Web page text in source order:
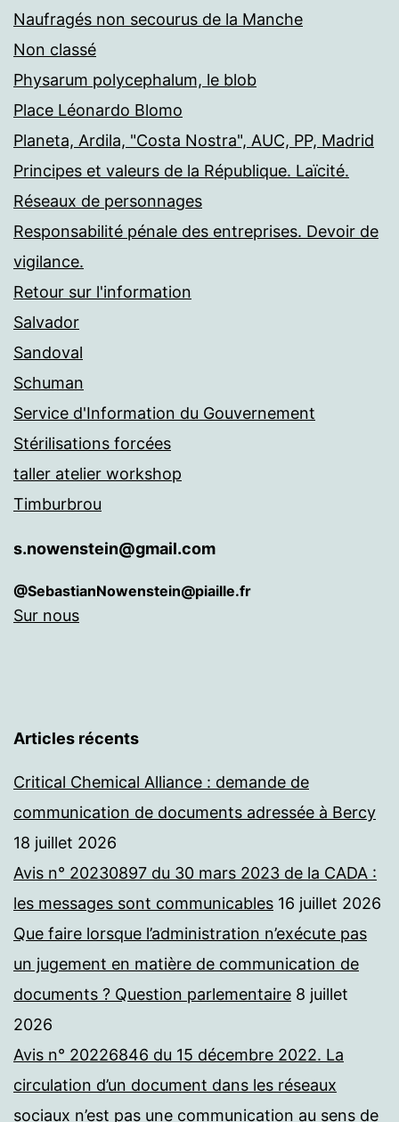
Naufragés non secourus de la Manche
Non classé
Physarum polycephalum, le blob
Place Léonardo Blomo
Planeta, Ardila, "Costa Nostra", AUC, PP, Madrid
Principes et valeurs de la République. Laïcité.
Réseaux de personnages
Responsabilité pénale des entreprises. Devoir de
vigilance.
Retour sur l'information
Salvador
Sandoval
Schuman
Service d'Information du Gouvernement
Stérilisations forcées
taller atelier workshop
Timburbrou
s.nowenstein@gmail.com
@SebastianNowenstein@piaille.fr
Sur nous
Articles récents
Critical Chemical Alliance : demande de
communication de documents adressée à Bercy
18 juillet 2026
Avis n° 20230897 du 30 mars 2023 de la CADA :
les messages sont communicables 16 juillet 2026
Que faire lorsque l’administration n’exécute pas
un jugement en matière de communication de
documents ? Question parlementaire 8 juillet
2026
Avis n° 20226846 du 15 décembre 2022. La
circulation d’un document dans les réseaux
sociaux n’est pas une communication au sens de